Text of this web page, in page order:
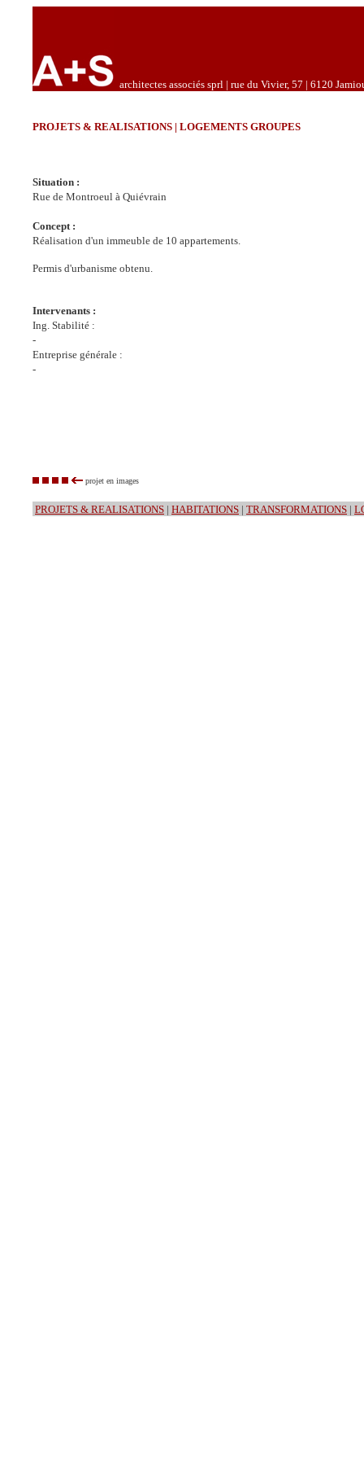
architectes associés sprl | rue du Vivier, 57 | 6120
PROJETS & REALISATIONS | LOGEMENTS GROUPES
Situation :
Rue de Montroeul à Quiévrain
Concept :
Réalisation d'un immeuble de 10 appartements.
Permis d'urbanisme obtenu.
Intervenants :
Ing. Stabilité :
-
Entreprise générale :
-
projet en images
PROJETS & REALISATIONS | HABITATIONS | TRANSFORMATIONS |